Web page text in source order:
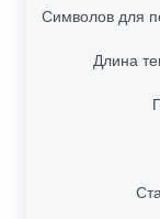
Символов для
Длина